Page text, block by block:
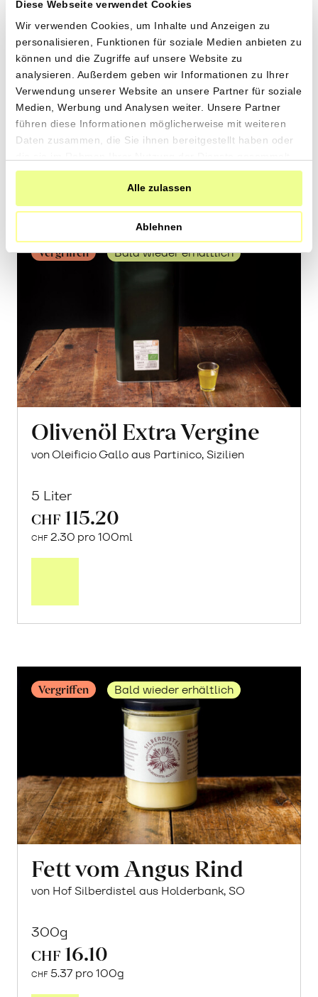
Diese Webseite verwendet Cookies
Wir verwenden Cookies, um Inhalte und Anzeigen zu
personalisieren, Funktionen für soziale Medien anbieten zu
können und die Zugriffe auf unsere Website zu
analysieren. Außerdem geben wir Informationen zu Ihrer
Verwendung unserer Website an unsere Partner für soziale
Medien, Werbung und Analysen weiter. Unsere Partner
führen diese Informationen möglicherweise mit weiteren
Daten zusammen, die Sie ihnen bereitgestellt haben oder
haben.
Alle zulassen
Ablehnen
500ml
CHF31.60
6.32 pro 100ml
In
den
Warenkorb
Vergriffen Bald wieder erhältlich
Olivenöl Extra Vergine
von Oleificio Gallo aus Partinico, Sizilien
5 Liter
CHF 115.20
CHF 2.30 pro 100ml
Vergine
Vergriffen Bald wieder erhältlich
Fett vom Angus Rind
von Hof Silberdistel aus Holderbank, SO
300g
CHF 16.10
CHF 5.37 pro 100g